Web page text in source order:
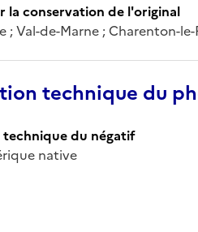
la conservation de l'original
; Val-de-Marne ; Charenton-
technique du
du négatif
native